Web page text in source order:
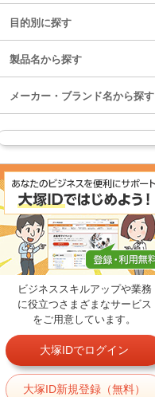
目的別に探す
製品名から探す
メーカー・ブランド名から探す
ビジネススキルアップや業務
に役立つさまざまなサービス
をご用意しています。
大塚IDでログイン
大塚ID新規登録（無料）